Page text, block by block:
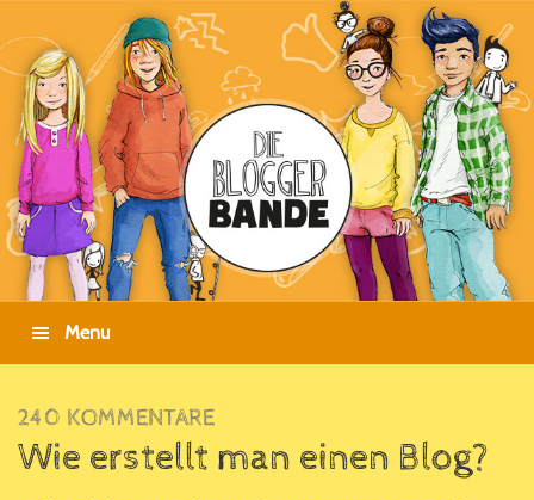
Hauptnavigation
springen
Inhalt
springen
Seitenspalte
springen
Fußzeile
springen
Menu
240 KOMMENTARE
Wie erstellt man einen Blog?